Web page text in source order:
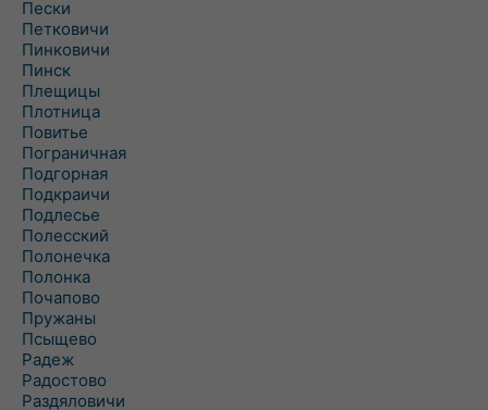
Пески
Петковичи
Пинковичи
Пинск
Плещицы
Плотница
Повитье
Пограничная
Подгорная
Подкраичи
Подлесье
Полесский
Полонечка
Полонка
Почапово
Пружаны
Псыщево
Радеж
Радостово
Раздяловичи